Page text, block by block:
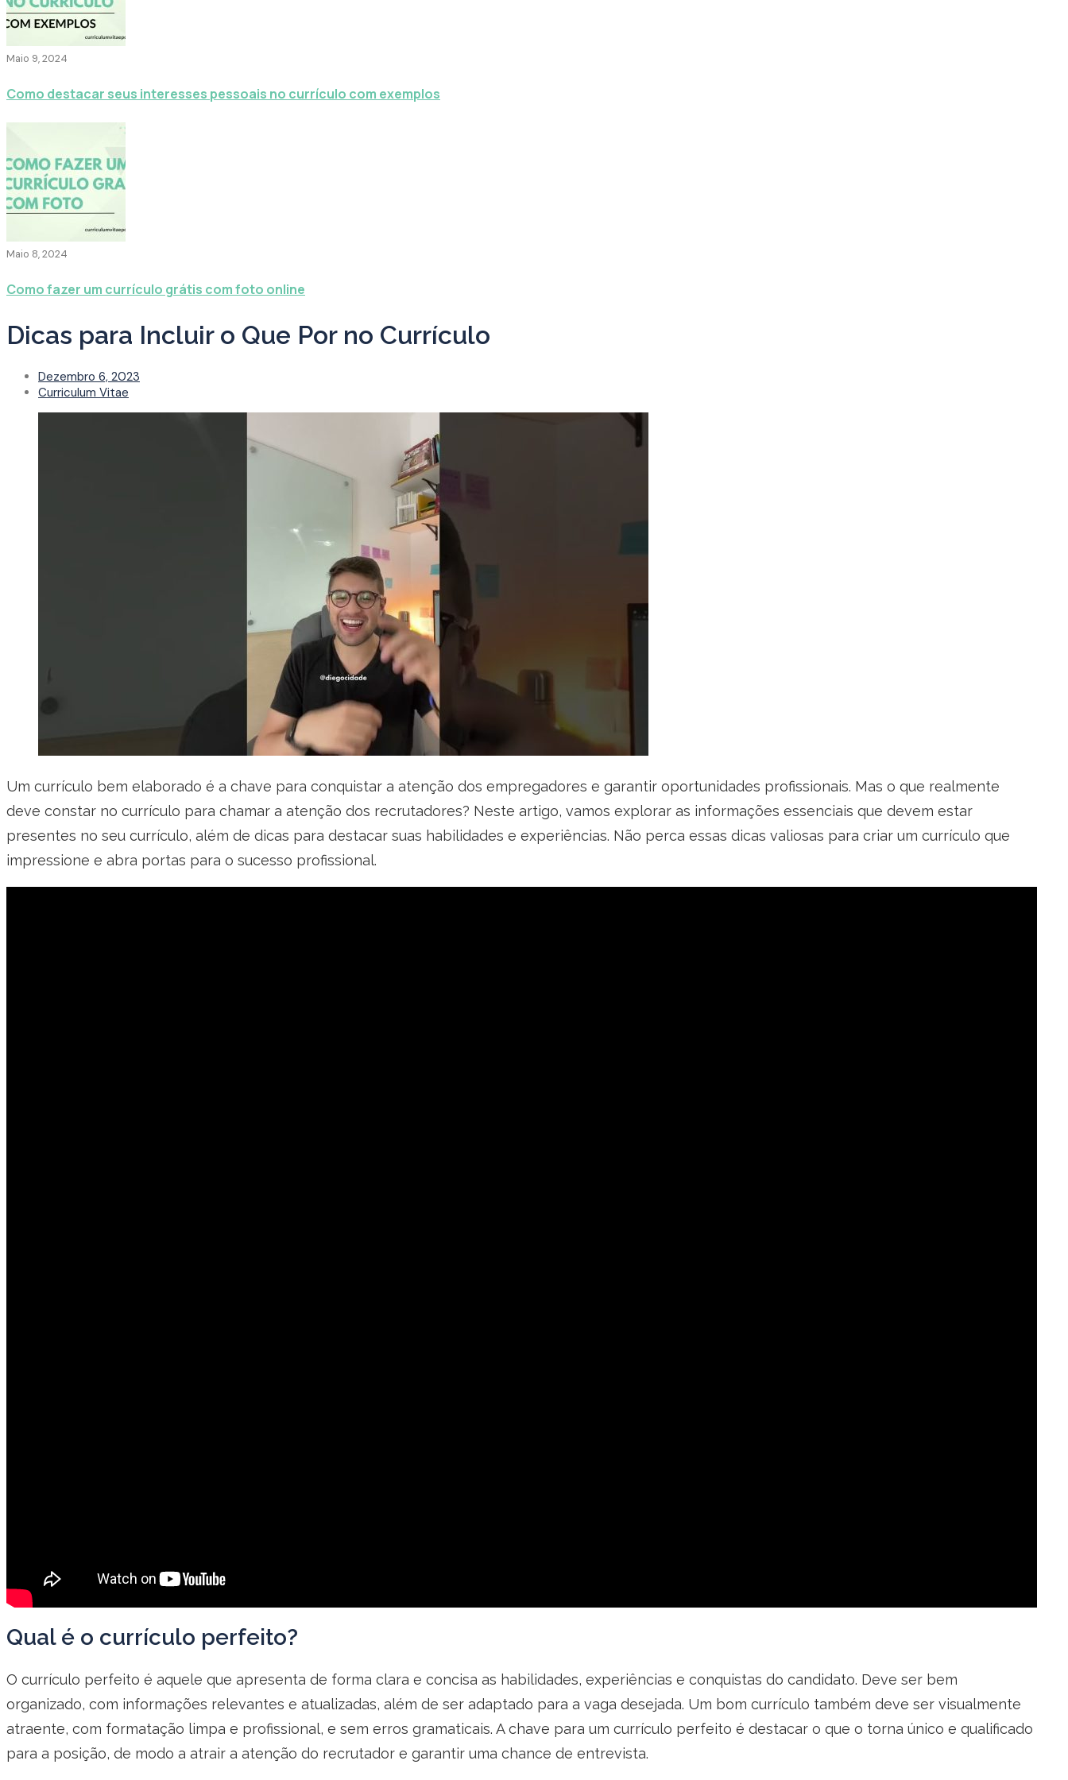
Maio 9, 2024
Como destacar seus interesses pessoais no currículo com exemplos
Maio 8, 2024
Como fazer um currículo grátis com foto online
Dicas para Incluir o Que Por no Currículo
Dezembro 6, 2023
Curriculum Vitae
Um currículo bem elaborado é a chave para conquistar a atenção dos empregadores e garantir oportunidades profissionais. Mas o que realmente
deve constar no currículo para chamar a atenção dos recrutadores? Neste artigo, vamos explorar as informações essenciais que devem estar
presentes no seu currículo, além de dicas para destacar suas habilidades e experiências. Não perca essas dicas valiosas para criar um currículo que
impressione e abra portas para o sucesso profissional.
Qual é o currículo perfeito?
O currículo perfeito é aquele que apresenta de forma clara e concisa as habilidades, experiências e conquistas do candidato. Deve ser bem
organizado, com informações relevantes e atualizadas, além de ser adaptado para a vaga desejada. Um bom currículo também deve ser visualmente
atraente, com formatação limpa e profissional, e sem erros gramaticais. A chave para um currículo perfeito é destacar o que o torna único e qualificado
para a posição, de modo a atrair a atenção do recrutador e garantir uma chance de entrevista.